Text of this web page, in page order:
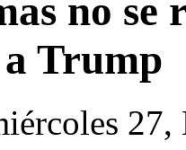
no se
Trump